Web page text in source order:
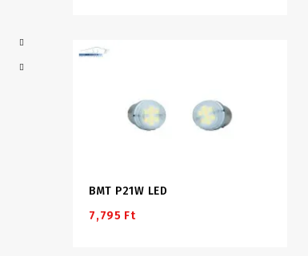
BMT P21W LED
7,795 Ft